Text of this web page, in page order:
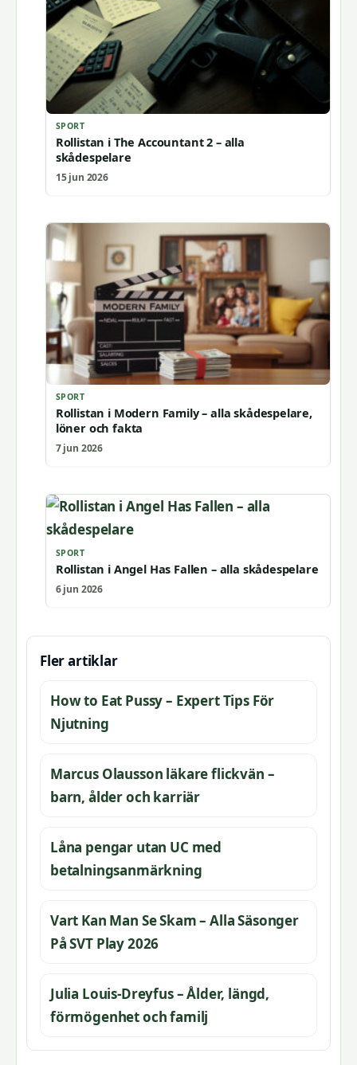
SPORT
Rollistan i The Accountant 2 – alla
skådespelare
15 jun 2026
SPORT
Rollistan i Modern Family – alla skådespelare,
löner och fakta
7 jun 2026
SPORT
Rollistan i Angel Has Fallen – alla skådespelare
6 jun 2026
Fler artiklar
How to Eat Pussy – Expert Tips För
Njutning
Marcus Olausson läkare flickvän –
barn, ålder och karriär
Låna pengar utan UC med
betalningsanmärkning
Vart Kan Man Se Skam – Alla Säsonger
På SVT Play 2026
Julia Louis-Dreyfus – Ålder, längd,
förmögenhet och familj